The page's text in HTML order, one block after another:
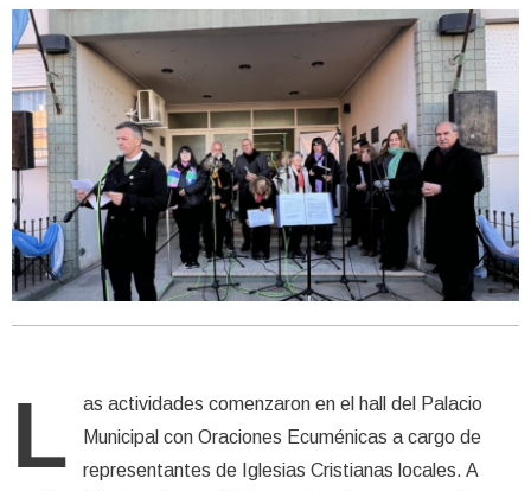
L
as actividades comenzaron en el hall del Palacio
Municipal con Oraciones Ecuménicas a cargo de
representantes de Iglesias Cristianas locales. A